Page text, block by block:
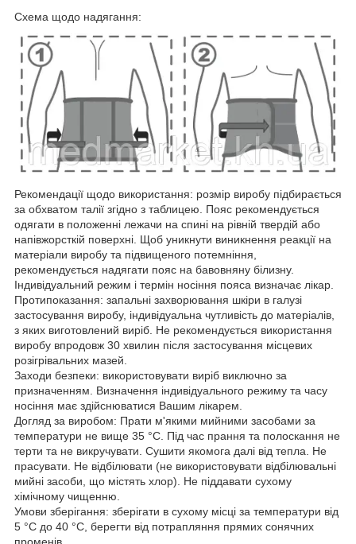
Схема щодо надягання:
Рекомендації щодо використання: розмір виробу підбирається
за обхватом талії згідно з таблицею. Пояс рекомендується
одягати в положенні лежачи на спині на рівній твердій або
напівжорсткій поверхні. Щоб уникнути виникнення реакції на
матеріали виробу та підвищеного потемніння,
рекомендується надягати пояс на бавовняну білизну.
Індивідуальний режим і термін носіння пояса визначає лікар.
Протипоказання: запальні захворювання шкіри в галузі
застосування виробу, індивідуальна чутливість до матеріалів,
з яких виготовлений виріб. Не рекомендується використання
виробу впродовж 30 хвилин після застосування місцевих
розігрівальних мазей.
Заходи безпеки: використовувати виріб виключно за
призначенням. Визначення індивідуального режиму та часу
носіння має здійснюватися Вашим лікарем.
Догляд за виробом: Прати м'якими мийними засобами за
температури не вище 35 °C. Під час прання та полоскання не
терти та не викручувати. Сушити якомога далі від тепла. Не
прасувати. Не відбілювати (не використовувати відбілювальні
мийні засоби, що містять хлор). Не піддавати сухому
хімічному чищенню.
Умови зберігання: зберігати в сухому місці за температури від
5 °C до 40 °C, берегти від потрапляння прямих сонячних